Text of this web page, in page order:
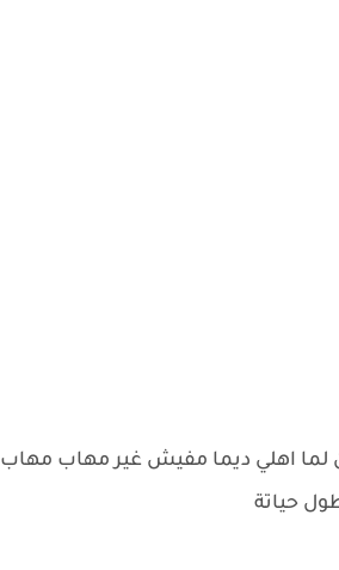
اهلي ديما مفيش غير مهاب مهاب
حياتة